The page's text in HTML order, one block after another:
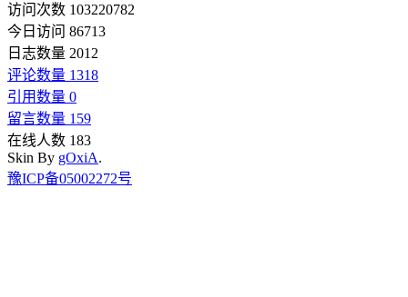
访问次数 103220782
今日访问 86713
日志数量 2012
评论数量 1318
引用数量 0
留言数量 159
在线人数 183
Skin By gOxiA.
豫ICP备05002272号